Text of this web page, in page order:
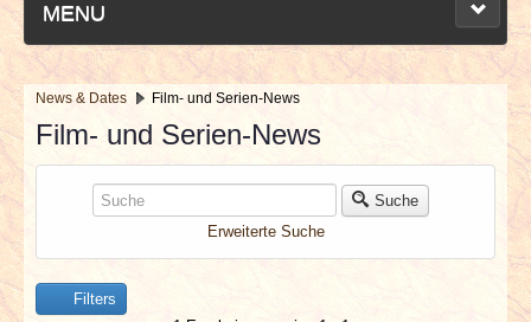
MENU
NEUESTE ARTIKEL
NEWS & DATES
VERLOSUNGEN
News & Dates Film- und Serien-News
Film- und Serien-News
Suche
Erweiterte Suche
Filters